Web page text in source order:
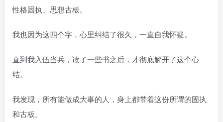
性格固执、思想古板。
我也因为这四个字，心里纠结了很久，一直自我怀疑。
直到我入伍当兵，读了一些书之后，才彻底解开了这个心
结。
我发现，所有能做成大事的人，身上都带着这份所谓的固执
和古板。